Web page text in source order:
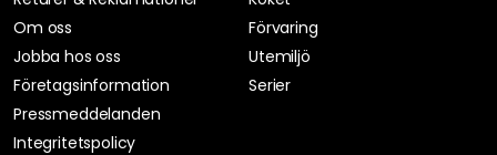
Om oss
Jobba hos oss
Företagsinformation
Pressmeddelanden
Integritetspolicy
Förvaring
Utemiljö
Serier